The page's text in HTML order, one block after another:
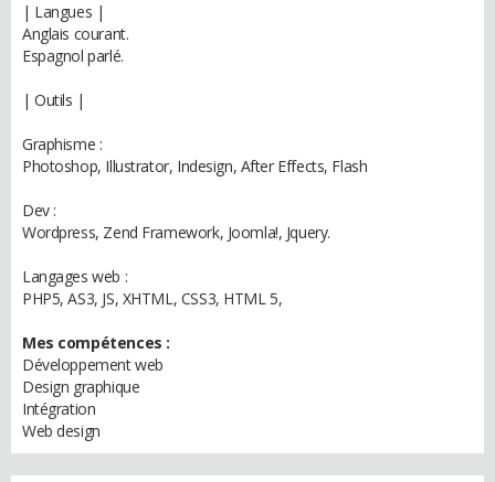
| Langues |
Anglais courant.
Espagnol parlé.
| Outils |
Graphisme :
Photoshop, Illustrator, Indesign, After Effects, Flash
Dev :
Wordpress, Zend Framework, Joomla!, Jquery.
Langages web :
PHP5, AS3, JS, XHTML, CSS3, HTML 5,
Mes compétences :
Développement web
Design graphique
Intégration
Web design